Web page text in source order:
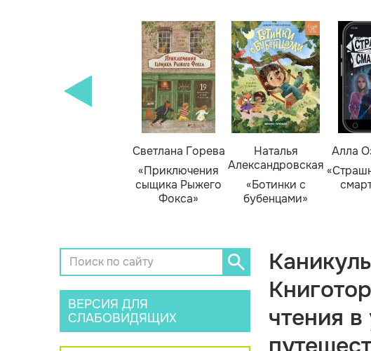
Светлана Горева
«Приключения
сыщика Рыжего
Фокса»
Наталья
Александровская
«Ботинки с
бубенцами»
Алла
ВЕРСИЯ ДЛЯ
СЛАБОВИДЯЩИХ
чтения в